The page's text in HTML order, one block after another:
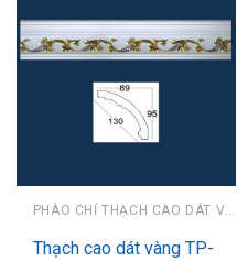
Thạch cao dát vàng TP-